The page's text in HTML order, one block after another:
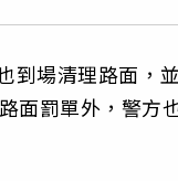
到場清理路面，
面罰單外，警方